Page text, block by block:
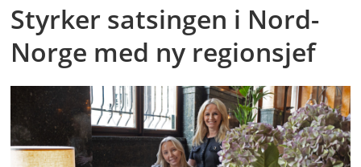
Styrker satsingen i Nord-
Norge med ny regionsjef